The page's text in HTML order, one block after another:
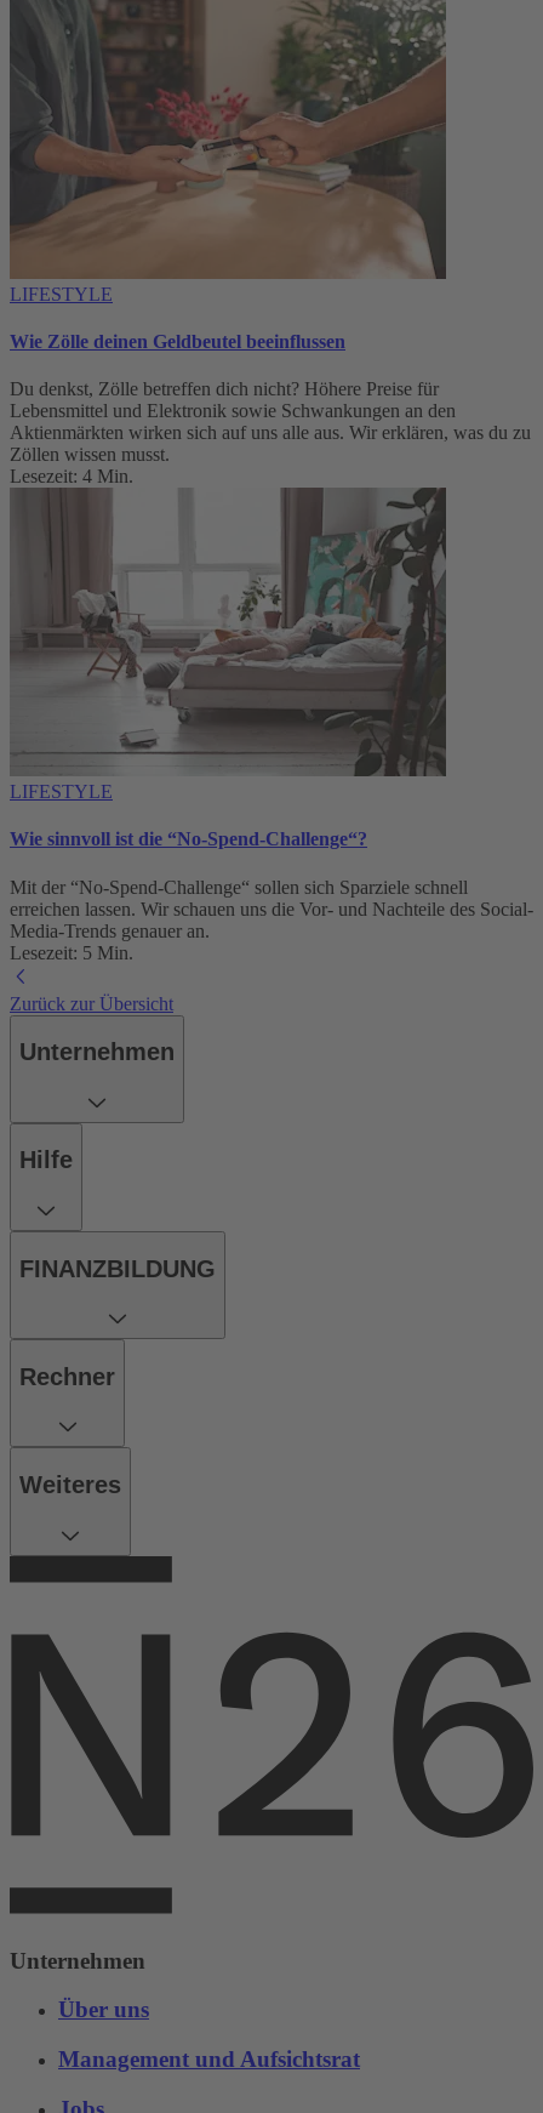
LIFESTYLE
Wie Zölle deinen Geldbeutel beeinflussen
Du denkst, Zölle betreffen dich nicht? Höhere Preise für
Lebensmittel und Elektronik sowie Schwankungen an den
Aktienmärkten wirken sich auf uns alle aus. Wir erklären, was du zu
Zöllen wissen musst.
Lesezeit: 4 Min.
LIFESTYLE
Wie sinnvoll ist die “No-Spend-Challenge“?
Mit der “No-Spend-Challenge“ sollen sich Sparziele schnell
erreichen lassen. Wir schauen uns die Vor- und Nachteile des Social-
Media-Trends genauer an.
Lesezeit: 5 Min.
Zurück zur Übersicht
Unternehmen
Hilfe
FINANZBILDUNG
Rechner
Weiteres
Unternehmen
Über uns
Management und Aufsichtsrat